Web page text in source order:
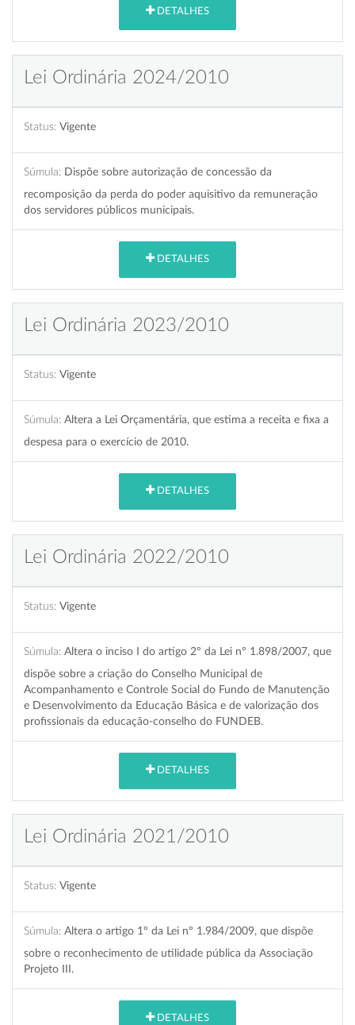
DETALHES
Lei Ordinária 2024/2010
Status: Vigente
Súmula: Dispõe sobre autorização de concessão da
recomposição da perda do poder aquisitivo da remuneração
dos servidores públicos municipais.
DETALHES
Lei Ordinária 2023/2010
Status: Vigente
Súmula: Altera a Lei Orçamentária, que estima a receita e fixa a
despesa para o exercício de 2010.
DETALHES
Lei Ordinária 2022/2010
Status: Vigente
Súmula: Altera o inciso I do artigo 2º da Lei nº 1.898/2007, que
dispõe sobre a criação do Conselho Municipal de
Acompanhamento e Controle Social do Fundo de Manutenção
e Desenvolvimento da Educação Básica e de valorização dos
profissionais da educação-conselho do FUNDEB.
DETALHES
Lei Ordinária 2021/2010
Status: Vigente
Súmula: Altera o artigo 1º da Lei nº 1.984/2009, que dispõe
sobre o reconhecimento de utilidade pública da Associação
Projeto III.
DETALHES